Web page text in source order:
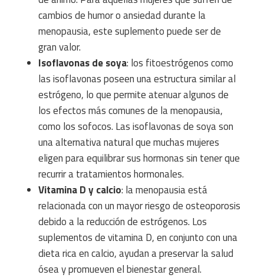
cambios de humor o ansiedad durante la
menopausia, este suplemento puede ser de
gran valor.
Isoflavonas de soya: los fitoestrógenos como
las isoflavonas poseen una estructura similar al
estrógeno, lo que permite atenuar algunos de
los efectos más comunes de la menopausia,
como los sofocos. Las isoflavonas de soya son
una alternativa natural que muchas mujeres
eligen para equilibrar sus hormonas sin tener que
recurrir a tratamientos hormonales.
Vitamina D y calcio: la menopausia está
relacionada con un mayor riesgo de osteoporosis
debido a la reducción de estrógenos. Los
suplementos de vitamina D, en conjunto con una
dieta rica en calcio, ayudan a preservar la salud
ósea y promueven el bienestar general.